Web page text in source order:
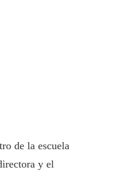
de la escuela
y el